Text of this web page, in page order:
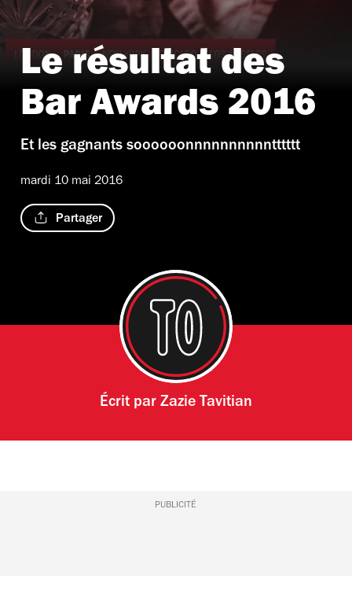
Le résultat des
Bar Awards 2016
Et les gagnants soooooonnnnnnnnnntttttt
mardi 10 mai 2016
Partager
Écrit par Zazie Tavitian
PUBLICITÉ